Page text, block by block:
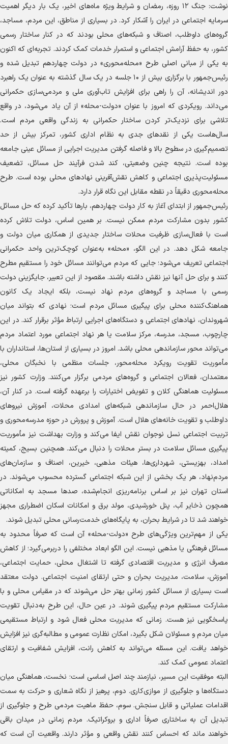
نوشت: جنگ ۱۲ روزه، رمضان و شرایط ویژه ماه‌های اخیر، یک بار دیگر اهمیت
سرمایه اجتماعی در ایران را آشکار کرد. در بسیاری از مناطق، این مردم، مساجد،
گروه‌های داوطلب، اصناف و شبکه‌های محلی بودند که در کنار ساختار رسمی
کشور، به حفظ آرامش اجتماعی و استمرار خدمات کمک کردند. تجربه‌ای که اکنون
به یکی از مبانی اصلی طرح «محله‌محوری» در دولت چهاردهم تبدیل شده و
رئیس‌جمهور با برگزاری بیش از ۱۰ جلسه در یک سال گذشته به عنوان یک راهبرد
دور اندیشانه، آن را راهی برای افزایش تاب‌آوری ملی و مردمی‌سازی حکمرانی
می‌داند. رویکردی که امروز با عنوان «دولت-محله» از آن یاد می‌شود، در واقع
تلاشی برای نزدیک‌تر کردن ساختار حکمرانی به زندگی واقعی مردم است.
سال‌هاست یکی از نقد‌های جدی به نظام اداری کشور، تمرکز بیش از حد
تصمیم‌گیری در سطوح بالا و فاصله گرفتن مدیریت اجرایی از مسائل عینی جامعه
بوده است. نتیجه چنین وضعیتی، کند شدن فرآیند حل مسائل، تضعیف
مسئولیت‌پذیری اجتماعی و کاهش نقش‌آفرینی نهاد‌های محلی بوده است. طرح
محله‌محوری دقیقاً در نقطه مقابل این نگاه قرار دارد.
رئیس‌جمهور از ابتدای آغاز به کار دولت چهاردهم، بار‌ها تأکید کرده که حل مسائل
کشور بدون مشارکت مردم ممکن نیست. بر همین اساس، دولت تلاش کرده
است با فعال‌سازی ظرفیت محلات ساختار جدیدی از همکاری میان دولت و
جامعه شکل دهد. در این الگو، «محله» به‌عنوان کوچک‌ترین واحد حکمرانی
اجتماعی تعریف می‌شود؛ جایی که مردم می‌توانند مسائل خود را مستقیم مطرح
کنند و برای حل آنها نیز نقش داشته باشند. مقصود از این تعبیر، جایگزینی دولت
رسمی با مساجد و گروه‌های مردم نهاد نیست، بلکه ایجاد یک کانون
هماهنگ‌کننده محلی برای پیگیری مسائل مردم است؛ نهادی که بتواند میان
شهروندان، نهاد‌های اجتماعی و دستگاه‌های اجرایی ارتباط مؤثر برقرار کند. در این
چارچوب، مسجد، مدرسه، مرکز سلامت یا هر نهاد اجتماعی مورد اعتماد مردم
می‌تواند محور سازماندهی محلی باشد. امروز در بسیاری از استان‌ها، استانداران با
مأموریت تقویت رویکرد محله‌محور، جلسات منظمی با نخبگان محلی،
معتمدان، فعالان اجتماعی و گروه‌های مردمی برگزار می‌کنند. وزارت کشور نیز
مسئولیت هماهنگی کلان و تفویض اختیارات را برعهده گرفته است. در کنار آن،
هلال‌احمر در حال سازماندهی شبکه‌های امدادی محلات، آموزش نیرو‌های
داوطلب و تقویت خانه‌های هلال است. آموزش و پرورش در حوزه مدرسه‌محوری و
تربیت اجتماعی نسل نوجوان نقش ایفا می‌کند و وزارت بهداشت نیز مأموریت
پیگیری مسائل سلامت در بستر محلات را دنبال می‌کند. همچنین بسیج، کمیته
امداد، بهزیستی، شهرداری‌ها، هیئات مذهبی، خیرین، اصناف و سازمان‌های
مردم‌نهاد، هر یک بخشی از این شبکه اجتماعی گسترده محسوب می‌شوند. در
استان تهران نیز بر اساس برنامه‌ریزی انجام‌شده، صد‌ها مسجد به امکاناتی
همچون ذخایر آب، پنل خورشیدی، مولد برق و امکانات اسکان اضطراری مجهز
خواهند شد تا در شرایط بحران، به پایگاه‌های خدمت‌رسانی محلی تبدیل شوند.
یکی از مهم‌ترین ویژگی‌های طرح «دولت-محله» آن است که صرفاً محدود به
مسائل فرهنگی یا مذهبی نیست. این الگو ابعاد مختلفی را دربرمی‌گیرد؛ از کاهش
مصرف انرژی و مدیریت اقتصادی گرفته تا اشتغال محلی، حمایت اجتماعی،
آموزش، سلامت، مدیریت بحران و حتی ارتقای امنیت اجتماعی. دولت معتقد
است بسیاری از مسائل کشور زمانی بهتر حل می‌شوند که در مقیاس محلی و با
مشارکت مستقیم مردم پیگیری شوند. در عین حال، این طرح به‌دنبال تقویت
پاسخگویی نیز هست. زمانی که مدیریت محلی فعال شود و ارتباط مستقیمی
میان مردم و مسئولان شکل بگیرد، امکان نظارت عمومی و مطالبه‌گری نیز افزایش
خواهد یافت. این مسئله می‌تواند به کاهش رانت، افزایش شفافیت و ارتقای
اعتماد عمومی کمک کند.
البته موفقیت این مسیر، نیازمند چند اصل اساسی است؛ نخست، هماهنگی میان
دستگاه‌ها و جلوگیری از موازی‌کاری. دوم، پرهیز از نگاه شعاری و حرکت به سمت
اقدامات عملیاتی و قابل سنجش. سوم، حفظ ماهیت مردمی طرح و جلوگیری از
تبدیل آن به ساختاری صرفاً اداری و بروکراتیک. مردم زمانی در میدان باقی
خواهند ماند که احساس کنند نقش واقعی و مؤثر دارند. واقعیت آن است که